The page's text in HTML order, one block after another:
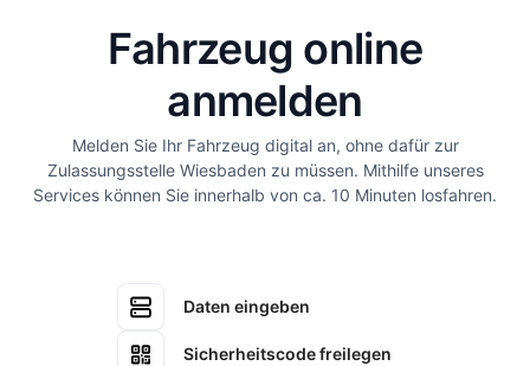
Fahrzeug online
anmelden
Melden Sie Ihr Fahrzeug digital an, ohne dafür zur
Zulassungsstelle Wiesbaden zu müssen. Mithilfe unseres
Services können Sie innerhalb von ca. 10 Minuten losfahren.
Daten eingeben
Sicherheitscode freilegen